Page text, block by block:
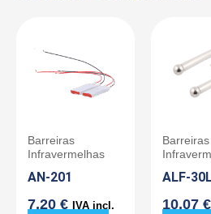
Barreiras
Infravermelhas
AN-201
7,20 € IVA incl.
Barreiras
ALF-
10,07 €